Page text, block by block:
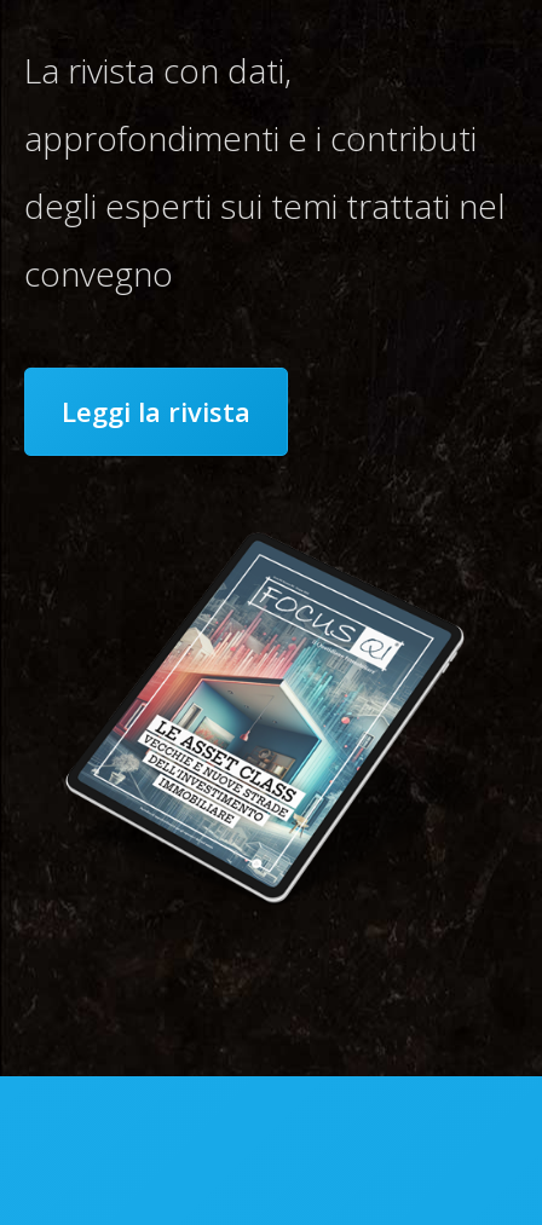
La rivista con dati,
approfondimenti e i contributi
degli esperti sui temi trattati nel
convegno
Leggi la rivista